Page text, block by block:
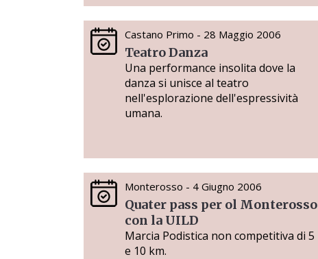
Castano Primo - 28 Maggio 2006
Teatro Danza
Una performance insolita dove la
danza si unisce al teatro
nell'esplorazione dell'espressività
umana.
Monterosso - 4 Giugno 2006
Quater pass per ol Monterosso
con la UILD
Marcia Podistica non competitiva di 5
e 10 km.